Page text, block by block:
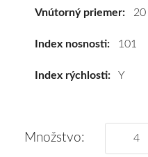
tomu
Vnútorný priemer: 20
Index nosnosti: 101
Index rýchlosti: Y
Množstvo: